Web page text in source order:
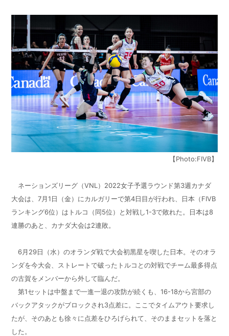
【Photo:FIVB】
ネーションズリーグ（VNL）2022女子予選ラウンド第3週カナダ
大会は、7月1日（金）にカルガリーで第4日目が行われ、日本（FIVB
ランキング6位）はトルコ（同5位）と対戦し1-3で敗れた。日本は8
連勝のあと、カナダ大会は2連敗。
6月29日（水）のオランダ戦で大会初黒星を喫した日本。そのオラ
ンダを今大会、ストレートで破ったトルコとの対戦でチーム最多得点
の古賀をメンバーから外して臨んだ。
第1セットは中盤まで一進一退の攻防が続くも、16-18から宮部の
バックアタックがブロックされ3点差に。ここでタイムアウト要求し
たが、そのあとも徐々に点差をひろげられて、そのままセットを落と
した。